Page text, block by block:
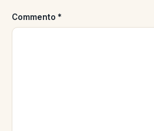
Commento *